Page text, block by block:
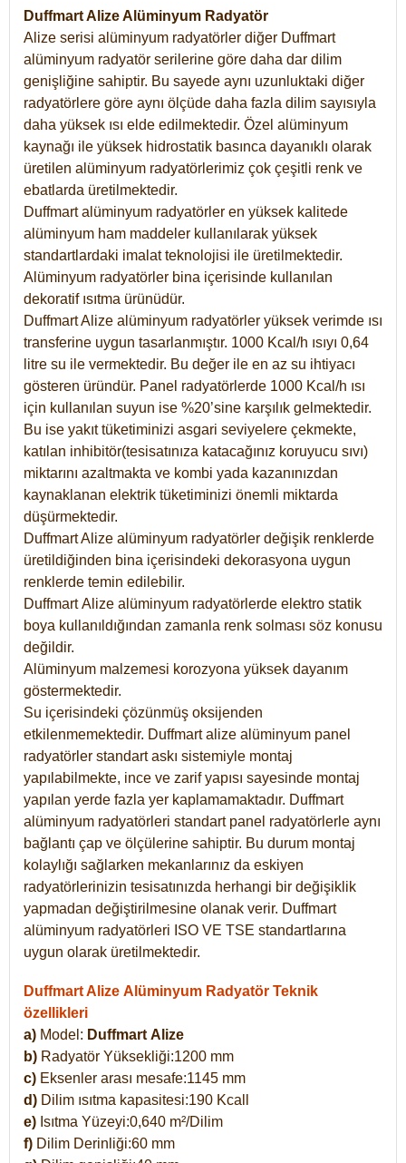
Duffmart Alize Alüminyum Radyatör
Alize serisi alüminyum radyatörler diğer Duffmart
alüminyum radyatör serilerine göre daha dar dilim
genişliğine sahiptir. Bu sayede aynı uzunluktaki diğer
radyatörlere göre aynı ölçüde daha fazla dilim sayısıyla
daha yüksek ısı elde edilmektedir. Özel alüminyum
kaynağı ile yüksek hidrostatik basınca dayanıklı olarak
üretilen alüminyum radyatörlerimiz çok çeşitli renk ve
ebatlarda üretilmektedir.
Duffmart alüminyum radyatörler en yüksek kalitede
alüminyum ham maddeler kullanılarak yüksek
standartlardaki imalat teknolojisi ile üretilmektedir.
Alüminyum radyatörler bina içerisinde kullanılan
dekoratif ısıtma ürünüdür.
Duffmart Alize alüminyum radyatörler yüksek verimde ısı
transferine uygun tasarlanmıştır. 1000 Kcal/h ısıyı 0,64
litre su ile vermektedir. Bu değer ile en az su ihtiyacı
gösteren üründür. Panel radyatörlerde 1000 Kcal/h ısı
için kullanılan suyun ise %20’sine karşılık gelmektedir.
Bu ise yakıt tüketiminizi asgari seviyelere çekmekte,
katılan inhibitör(tesisatınıza katacağınız koruyucu sıvı)
miktarını azaltmakta ve kombi yada kazanınızdan
kaynaklanan elektrik tüketiminizi önemli miktarda
düşürmektedir.
Duffmart Alize alüminyum radyatörler değişik renklerde
üretildiğinden bina içerisindeki dekorasyona uygun
renklerde temin edilebilir.
DuffmartAlize alüminyum radyatörlerde elektro statik
boya kullanıldığından zamanla renk solması söz konusu
değildir.
Alüminyum malzemesi korozyona yüksek dayanım
göstermektedir.
Su içerisindeki çözünmüş oksijenden
etkilenmemektedir. Duffmart alize alüminyum panel
radyatörler standart askı sistemiyle montaj
yapılabilmekte, ince ve zarif yapısı sayesinde montaj
yapılan yerde fazla yer kaplamamaktadır. Duffmart
alüminyum radyatörleri standart panel radyatörlerle aynı
bağlantı çap ve ölçülerine sahiptir. Bu durum montaj
kolaylığı sağlarken mekanlarınız da eskiyen
radyatörlerinizin tesisatınızda herhangi bir değişiklik
yapmadan değiştirilmesine olanak verir. Duffmart
alüminyum radyatörleri ISO VE TSE standartlarına
uygun olarak üretilmektedir.
Duffmart Alize Alüminyum Radyatör Teknik
özellikleri
a) Model: Duffmart Alize
b) Radyatör Yüksekliği:1200 mm
c) Eksenler arası mesafe:1145 mm
d) Dilim ısıtma kapasitesi:190 Kcall
e) Isıtma Yüzeyi:0,640 m²/Dilim
f) Dilim Derinliği:60 mm